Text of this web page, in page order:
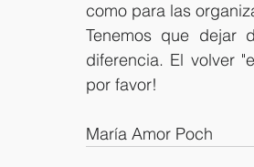
como para las
Tenemos que dejar
diferencia. El volver
por favor!
María Amor Poch